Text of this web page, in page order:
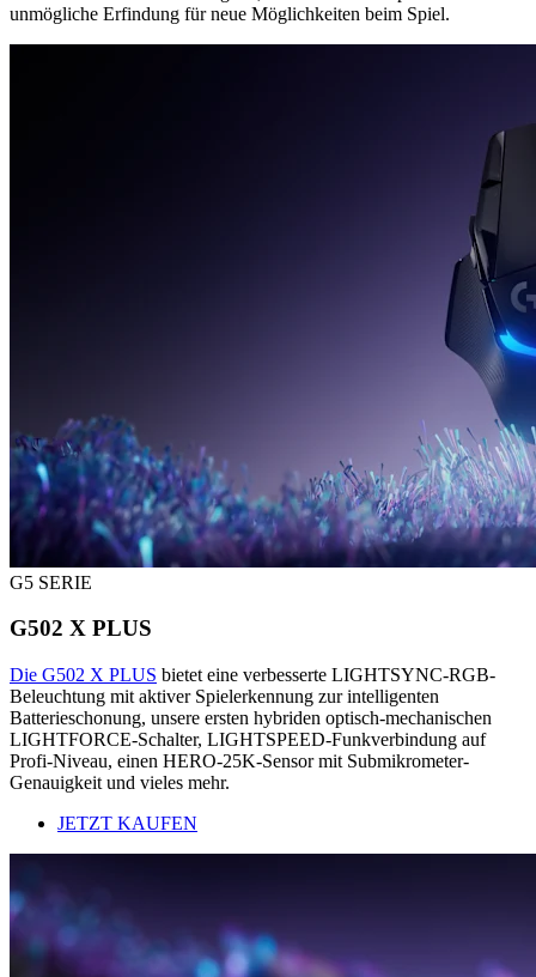
unmögliche Erfindung für neue Möglichkeiten beim Spiel.
G5 SERIE
G502 X PLUS
Die G502 X PLUS bietet eine verbesserte LIGHTSYNC-RGB-
Beleuchtung mit aktiver Spielerkennung zur intelligenten
Batterieschonung, unsere ersten hybriden optisch-mechanischen
LIGHTFORCE-Schalter, LIGHTSPEED-Funkverbindung auf
Profi-Niveau, einen HERO-25K-Sensor mit Submikrometer-
Genauigkeit und vieles mehr.
JETZT KAUFEN